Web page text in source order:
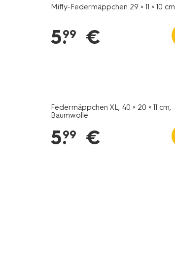
Miffy-Federmäppchen 29 × 11 × 10 cm
5.
99 €
Federmäppchen XL, 40 × 20 × 11 cm,
Baumwolle
5.
99 €